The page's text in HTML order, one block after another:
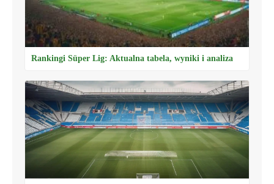
Rankingi Süper Lig: Aktualna tabela, wyniki i analiza